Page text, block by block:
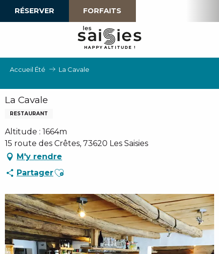
RÉSERVER FORFAITS
HAPPY ALTI TU D E !
Accueil Été La Cavale
La Cavale
RESTAURANT
Altitude : 1664m
15 route des Crêtes, 73620 Les Saisies
M'y rendre
PartagerAjouter aux favoris